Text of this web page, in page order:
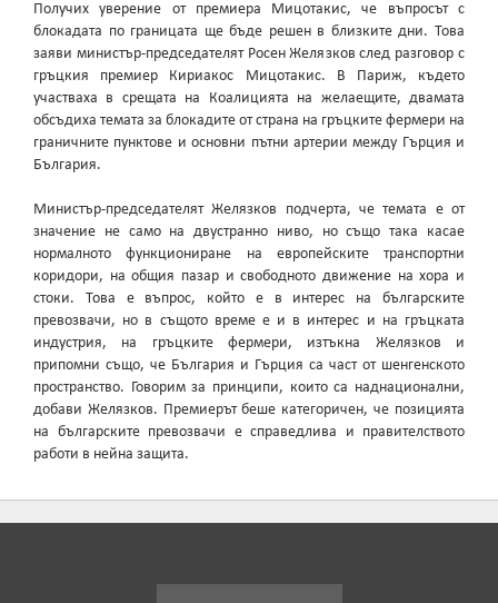
Получих уверение от премиера Мицотакис, че въпросът с
блокадата по границата ще бъде решен в близките дни. Това
заяви министър-председателят Росен Желязков след разговор с
гръцкия премиер Кириакос Мицотакис. В Париж, където
участваха в срещата на Коалицията на желаещите, двамата
обсъдиха темата за блокадите от страна на гръцките фермери на
граничните пунктове и основни пътни артерии между Гърция и
България.
Министър-председателят Желязков подчерта, че темата е от
значение не само на двустранно ниво, но също така касае
нормалното функциониране на европейските транспортни
коридори, на общия пазар и свободното движение на хора и
стоки. Това е въпрос, който е в интерес на българските
превозвачи, но в същото време е и в интерес и на гръцката
индустрия, на гръцките фермери, изтъкна Желязков и
припомни също, че България и Гърция са част от шенгенското
пространство. Говорим за принципи, които са наднационални,
добави Желязков. Премиерът беше категоричен, че позицията
на българските превозвачи е справедлива и правителството
работи в нейна защита.